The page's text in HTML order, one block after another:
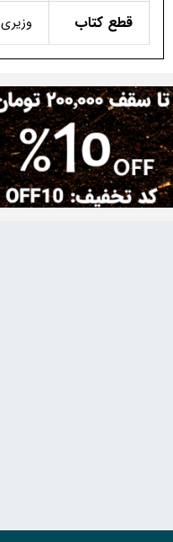
قطع کتاب وزیری